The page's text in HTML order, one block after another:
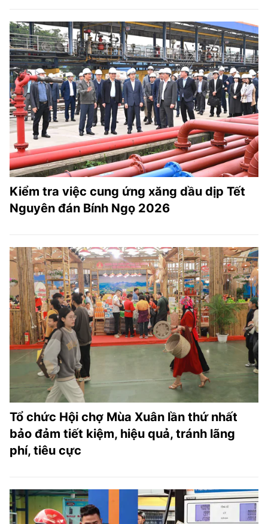
Kiểm tra việc cung ứng xăng dầu dịp Tết
Nguyên đán Bính Ngọ 2026
Tổ chức Hội chợ Mùa Xuân lần thứ nhất
bảo đảm tiết kiệm, hiệu quả, tránh lãng
phí, tiêu cực